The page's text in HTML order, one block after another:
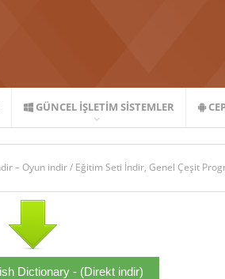
GÜNCEL İŞLETIM SISTEMLER
– Oyun indir/ Eğitim Seti İndir, Genel Çeşit
Dictionary - (Direkt indir)